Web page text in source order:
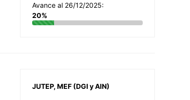
Avance al 26/12/2025:
20%
JUTEP, MEF (DGI y AIN)